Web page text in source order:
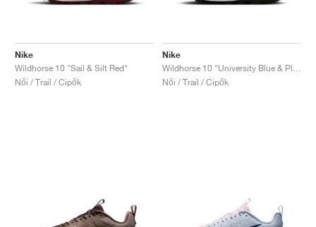
Nike
Wildhorse 10 "Sail & Silt Red"
Női / Trail / Cipők
Nike
Női / Trail / Cipők